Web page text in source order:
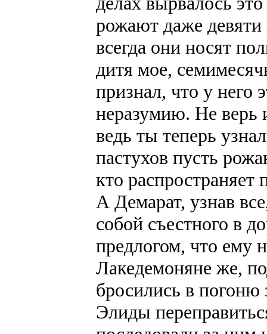
рожают даже
всегда они носят
дитя мое,
признал, что у него
неразумию. Не верь
ведь ты теперь
пастухов пусть
кто распространяет
А Демарат, узнав
собой съестного в
предлогом, что ему
Лакедемоняне же,
бросились в погоню
Элиды